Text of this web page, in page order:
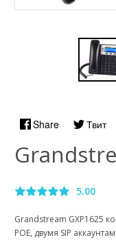
Share Твит
5.00
Grandstream GXP1625
РОЕ, двумя SIP